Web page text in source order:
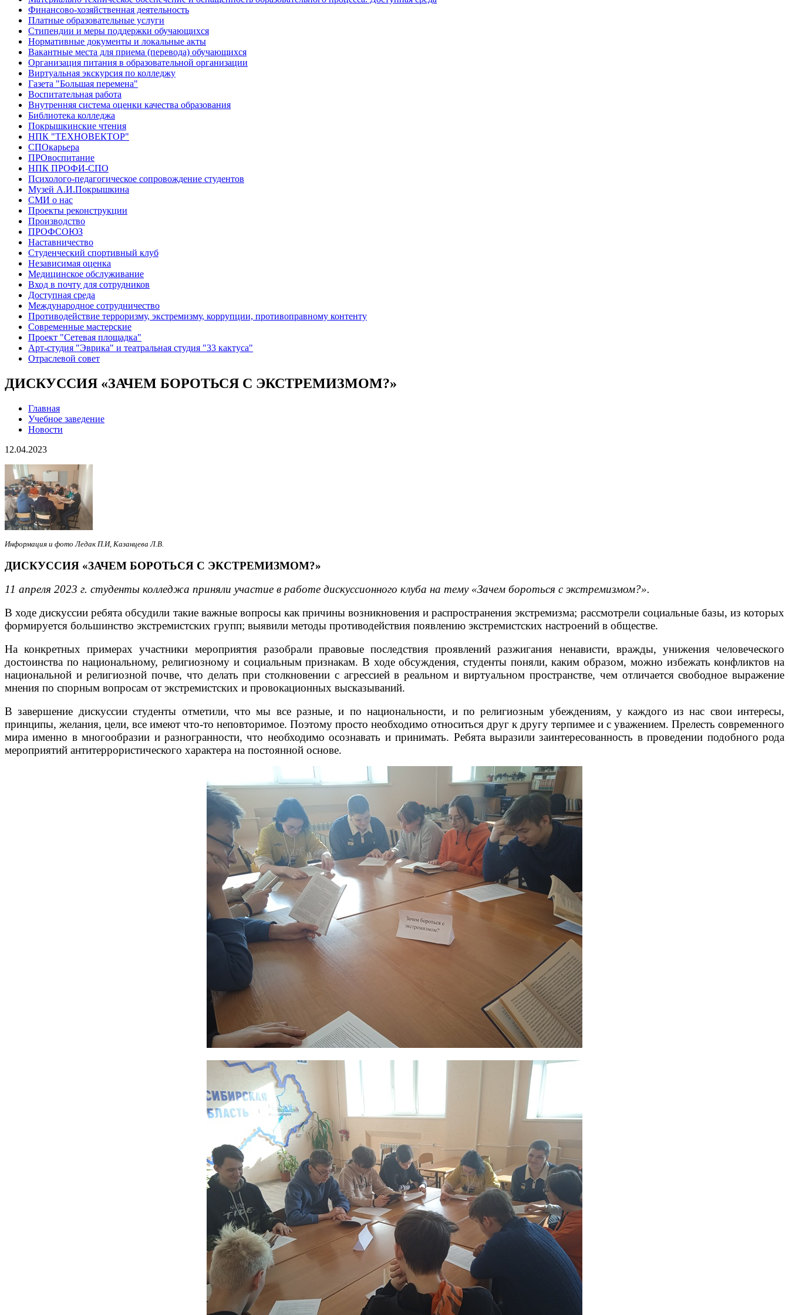
Финансово-хозяйственная деятельность
Платные образовательные услуги
Стипендии и меры поддержки обучающихся
Нормативные документы и локальные акты
Вакантные места для приема (перевода) обучающихся
Организация питания в образовательной организации
Виртуальная экскурсия по колледжу
Газета "Большая перемена"
Воспитательная работа
Внутренняя система оценки качества образования
Библиотека колледжа
Покрышкинские чтения
НПК "ТЕХНОВЕКТОР"
СПОкарьера
ПРОвоспитание
НПК ПРОФИ-СПО
Психолого-педагогическое сопровождение студентов
Музей А.И.Покрышкина
СМИ о нас
Проекты реконструкции
Производство
ПРОФСОЮЗ
Наставничество
Студенческий спортивный клуб
Независимая оценка
Медицинское обслуживание
Вход в почту для сотрудников
Доступная среда
Международное сотрудничество
Противодействие терроризму, экстремизму, коррупции, противоправному контенту
Современные мастерские
Проект "Сетевая площадка"
Арт-студия "Эврика" и театральная студия "33 кактуса"
Отраслевой совет
ДИСКУССИЯ «ЗАЧЕМ БОРОТЬСЯ С ЭКСТРЕМИЗМОМ?»
Главная
Учебное заведение
Новости
12.04.2023
Информация и фото Ледак П.И, Казанцева Л.В.
ДИСКУССИЯ «ЗАЧЕМ БОРОТЬСЯ С ЭКСТРЕМИЗМОМ?»
11 апреля 2023 г. студенты колледжа приняли участие в работе дискуссионного клуба на тему «Зачем бороться с экстремизмом?».
В ходе дискуссии ребята обсудили такие важные вопросы как причины возникновения и распространения экстремизма; рассмотрели социальные базы, из которых
формируется большинство экстремистских групп; выявили методы противодействия появлению экстремистских настроений в обществе.
На конкретных примерах участники мероприятия разобрали правовые последствия проявлений разжигания ненависти, вражды, унижения человеческого
достоинства по национальному, религиозному и социальным признакам. В ходе обсуждения, студенты поняли, каким образом, можно избежать конфликтов на
национальной и религиозной почве, что делать при столкновении с агрессией в реальном и виртуальном пространстве, чем отличается свободное выражение
мнения по спорным вопросам от экстремистских и провокационных высказываний.
В завершение дискуссии студенты отметили, что мы все разные, и по национальности, и по религиозным убеждениям, у каждого из нас свои интересы,
принципы, желания, цели, все имеют что-то неповторимое. Поэтому просто необходимо относиться друг к другу терпимее и с уважением. Прелесть современного
мира именно в многообразии и разногранности, что необходимо осознавать и принимать. Ребята выразили заинтересованность в проведении подобного рода
мероприятий антитеррористического характера на постоянной основе.